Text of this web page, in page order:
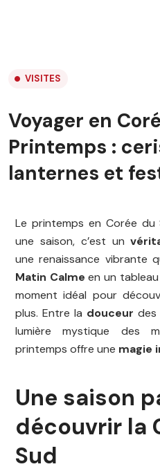
VISITES
Voyager en
Printemps :
lanternes et
Le printemps en Corée du
une saison, c’est un
une renaissance vibrante
Matin Calme en un
moment idéal pour
plus. Entre la douceur
lumière mystique des
printemps offre une magie
Une saison
découvrir la
Sud